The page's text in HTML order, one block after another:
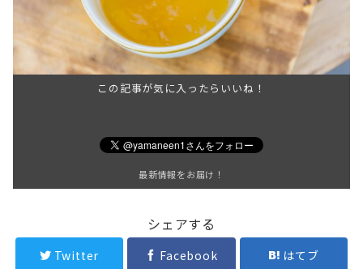
この記事が気に入ったらいいね！
最新情報をお届け！
シェアする
Twitter Facebook はてブ